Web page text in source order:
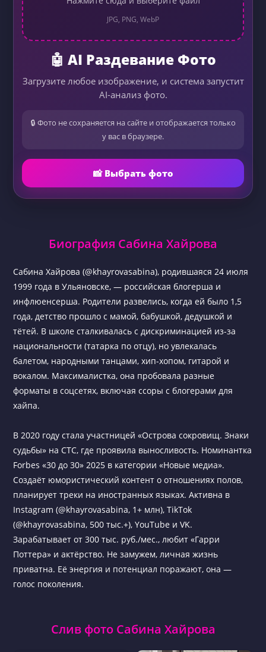
JPG, PNG, WebP
🤖 AI Раздевание Фото
Загрузите любое изображение, и система запустит
AI-анализ фото.
🔒 Фото не сохраняется на сайте и отображается только
у вас в браузере.
📸 Выбрать фото
Биография Сабина Хайрова
Сабина Хайрова (@khayrovasabina), родившаяся 24 июля
1999 года в Ульяновске, — российская блогерша и
инфлюенсерша. Родители развелись, когда ей было 1,5
года, детство прошло с мамой, бабушкой, дедушкой и
тётей. В школе сталкивалась с дискриминацией из-за
национальности (татарка по отцу), но увлекалась
балетом, народными танцами, хип-хопом, гитарой и
вокалом. Максималистка, она пробовала разные
форматы в соцсетях, включая ссоры с блогерами для
хайпа.
В 2020 году стала участницей «Острова сокровищ. Знаки
судьбы» на СТС, где проявила выносливость. Номинантка
Forbes «30 до 30» 2025 в категории «Новые медиа».
Создаёт юмористический контент о отношениях полов,
планирует треки на иностранных языках. Активна в
Instagram (@khayrovasabina, 1+ млн), TikTok
(@khayrovasabina, 500 тыс.+), YouTube и VK.
Зарабатывает от 300 тыс. руб./мес., любит «Гарри
Поттера» и актёрство. Не замужем, личная жизнь
приватна. Её энергия и потенциал поражают, она —
голос поколения.
Слив фото Сабина Хайрова